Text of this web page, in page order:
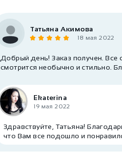
Татьяна Акимова
18 мая 2022
Добрый день! Заказ получен. Все
смотрится необычно и стильно.
Ekaterina
19 мая 2022
Здравствуйте, Татьяна!
что Вам все подошло и